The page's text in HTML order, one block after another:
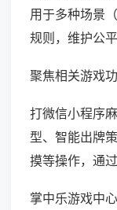
用于多种场景
规则，维护公平
聚焦相关游戏
打微信小程序
型、智能出牌
摸等操作，通
掌中乐游戏中